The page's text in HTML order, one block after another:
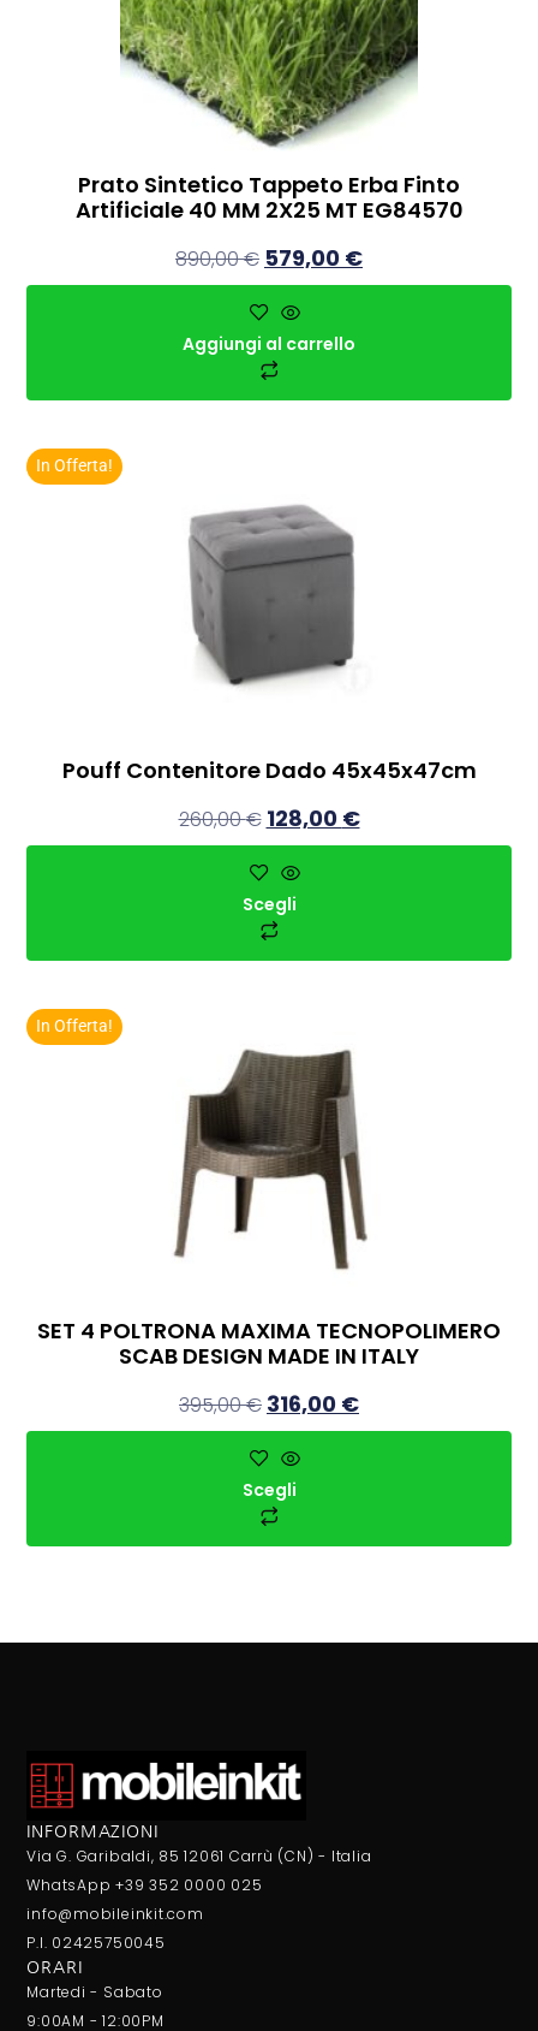
Prato Sintetico Tappeto Erba Finto
Artificiale 40 MM 2X25 MT EG84570
890,00€ 579,00 €
Aggiungi al carrello
In Offerta!
Pouff Contenitore Dado 45x45x47cm
260,00€ 128,00 €
Scegli
In Offerta!
SET 4 POLTRONA MAXIMA TECNOPOLIMERO
SCAB DESIGN MADE IN ITALY
395,00€ 316,00 €
Scegli
INFORMAZIONI
Via G. Garibaldi, 85 12061 Carrù (CN) - Italia
WhatsApp +39 352 0000 025
info@mobileinkit.com
P.I. 02425750045
ORARI
Martedi - Sabato
9:00AM - 12:00PM